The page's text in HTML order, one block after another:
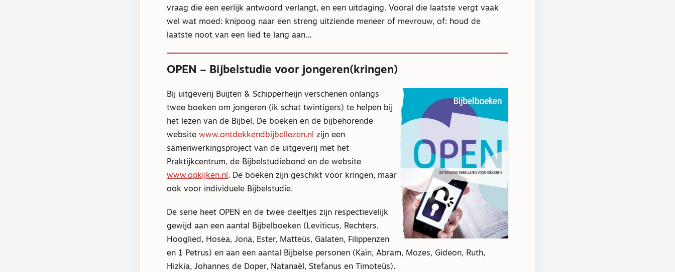
vraag die een eerlijk antwoord verlangt, en een uitdaging. Vooral die laatste vergt vaak
wel wat moed: knipoog naar een streng uitziende meneer of mevrouw, of: houd de
laatste noot van een lied te lang aan…
OPEN – Bijbelstudie voor jongeren(kringen)
Bij uitgeverij Buijten & Schipperheijn verschenen onlangs
twee boeken om jongeren (ik schat twintigers) te helpen bij
het lezen van de Bijbel. De boeken en de bijbehorende
website www.ontdekkendbijbellezen.nl zijn een
samenwerkingsproject van de uitgeverij met het
Praktijkcentrum, de Bijbelstudiebond en de website
www.opkijken.nl. De boeken zijn geschikt voor kringen, maar
ook voor individuele Bijbelstudie.
De serie heet OPEN en de twee deeltjes zijn respectievelijk
gewijd aan een aantal Bijbelboeken (Leviticus, Rechters,
Hooglied, Hosea, Jona, Ester, Matteüs, Galaten, Filippenzen
en 1 Petrus) en aan een aantal Bijbelse personen (Kaïn, Abram, Mozes, Gideon, Ruth,
Hizkia, Johannes de Doper, Natanaël, Stefanus en Timoteüs).